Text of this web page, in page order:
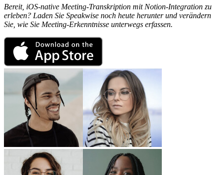
Bereit, iOS-native Meeting-Transkription mit Notion-Integration zu
erleben? Laden Sie Speakwise noch heute herunter und verändern
Sie, wie Sie Meeting-Erkenntnisse unterwegs erfassen.